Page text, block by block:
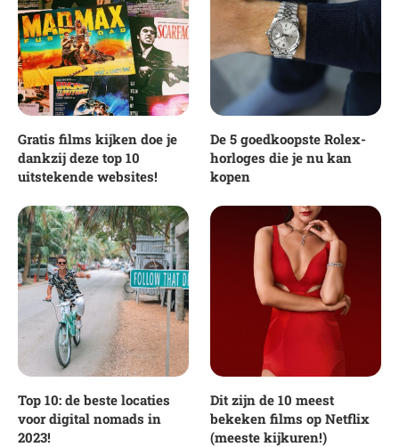
Gratis films kijken doe je
dankzij deze top 10
uitstekende websites!
De 5 goedkoopste Rolex-
horloges die je nu kan
kopen
Top 10: de beste locaties
voor digital nomads in
2023!
Dit zijn de 10 meest
bekeken films op Netflix
(meeste kijkuren!)